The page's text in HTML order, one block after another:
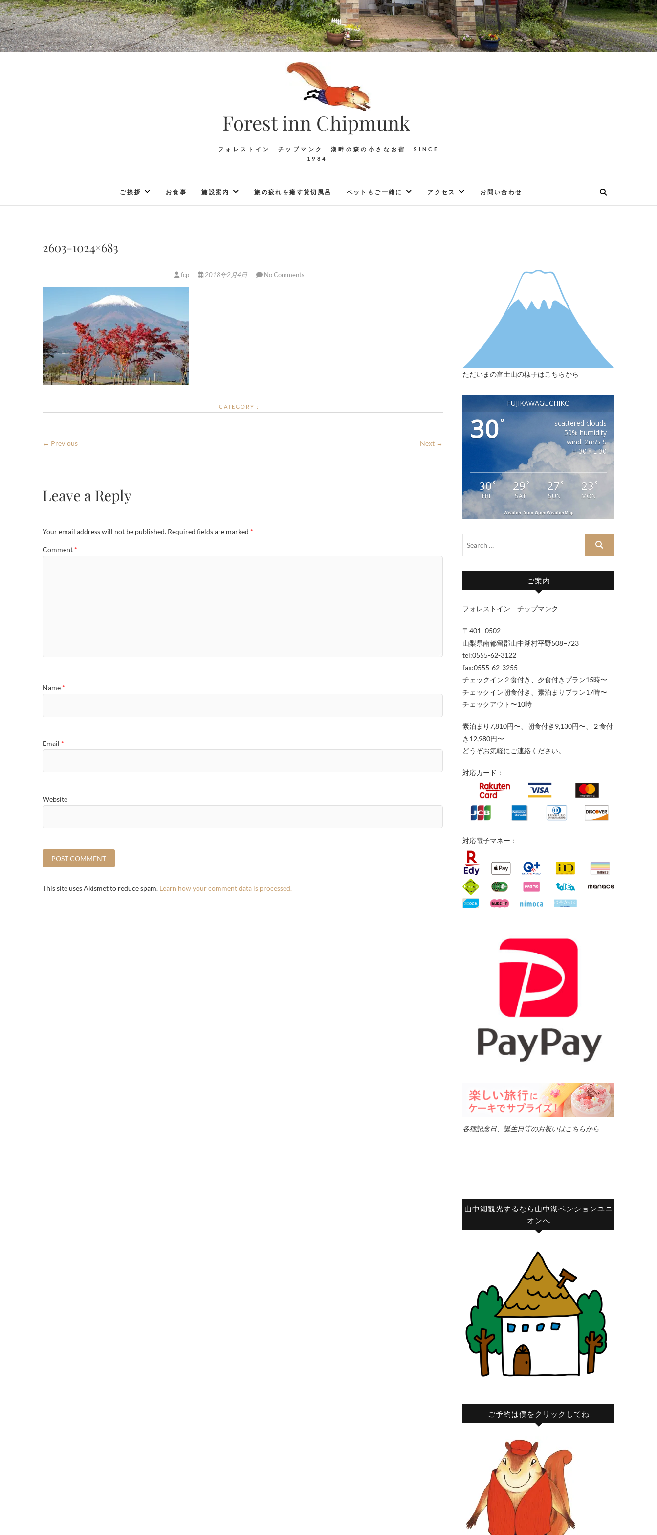
Forest inn Chipmunk
フォレストイン チップマンク 湖畔の森の小さなお宿 SINCE
1984
ご挨拶 お食事 施設案内 旅の疲れを癒す貸切風呂 ペットもご一緒に アクセス お問い合わせ
2603-1024×683
fcp 2018年2月4日 No Comments
CATEGORY :
← Previous Next →
Leave a Reply
Your email address will not be published. Required fields are marked *
Comment *
Name *
Email *
Website
This site uses Akismet to reduce spam. Learn how your comment data is processed.
ただいまの富士山の様子はこちらから
FUJIKAWAGUCHIKO
30°
scattered clouds
50% humidity
wind: 2m/s S
H 30 • L 30
30°
FRI
29 °
SAT
27°
SUN
23 °
MON
Weather from OpenWeatherMap
ご案内
フォレストイン チップマンク
〒401−0502
山梨県南都留郡山中湖村平野508−723
tel:0555-62-3122
fax:0555-62-3255
チェックイン２食付き、夕食付きプラン15時〜
チェックイン朝食付き、素泊まりプラン17時〜
チェックアウト〜10時
素泊まり7,810円〜、朝食付き9,130円〜、２食付
き12,980円〜
どうぞお気軽にご連絡ください。
対応カード：
対応電子マネー：
各種記念日、誕生日等のお祝いはこちらから
山中湖観光するなら山中湖ペンションユニ
オンへ
ご予約は僕をクリックしてね